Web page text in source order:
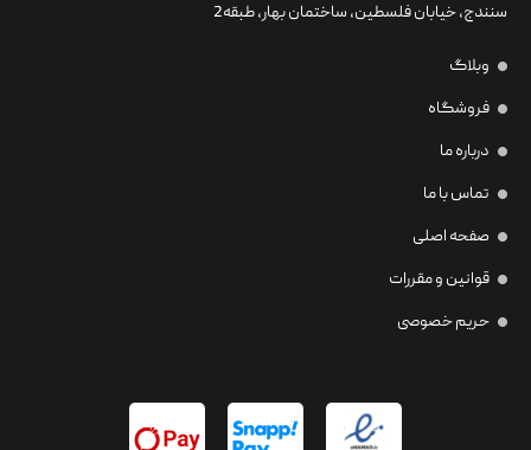
سنندج، خیابان فلسطین،‌ ساختمان بهار، طبقه2
وبلاگ
فروشگاه
درباره ما
تماس با ما
صفحه اصلی
قوانین و مقررات
حریم خصوصی